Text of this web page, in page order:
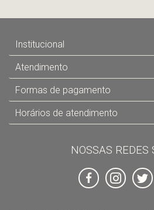
Institucional
Atendimento
Formas de pagamento
Horários de atendimento
NOSSAS REDES